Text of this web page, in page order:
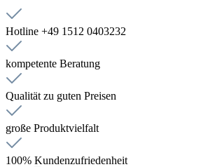
Hotline +49 1512 0403232
kompetente Beratung
Qualität zu guten Preisen
große Produktvielfalt
100% Kundenzufriedenheit